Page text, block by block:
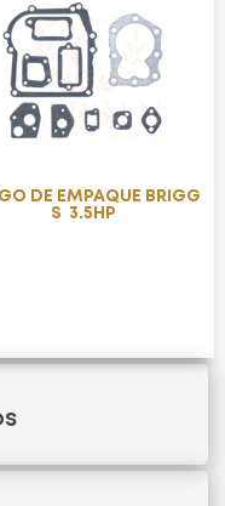
DE EMPAQUE BRIGG
S 3.5HP